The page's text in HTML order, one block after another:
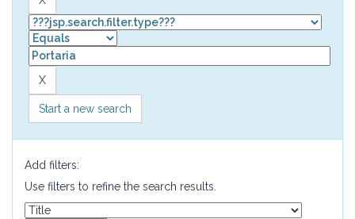
Start a new search
Add filters:
Use filters to refine the search results.